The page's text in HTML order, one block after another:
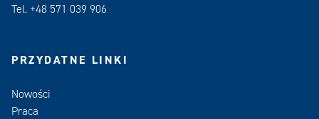
Tel. +48 571 039 906
PRZYDATNE LINKI
Nowości
Praca